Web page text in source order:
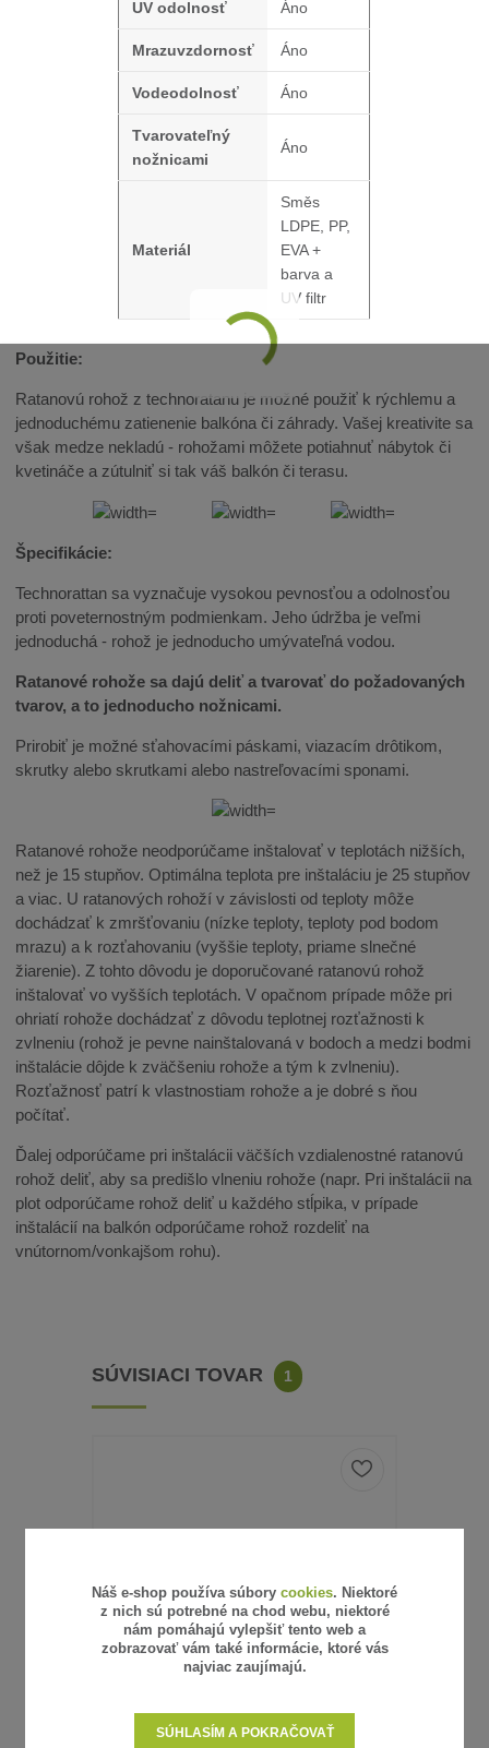
UV odolnosť Áno
Mrazuvzdornosť Áno
Vodeodolnosť Áno
Tvarovateľný
nožnicami
Áno
Materiál
Směs
LDPE, PP,
EVA +
barva a
UV filtr
Použitie:
Ratanovú rohož z technoratanu je možné použiť k rýchlemu a
jednoduchému zatienenie balkóna či záhrady. Vašej kreativite sa
však medze nekladú - rohožami môžete potiahnuť nábytok či
kvetináče a zútulniť si tak váš balkón či terasu.
Špecifikácie:
Technorattan sa vyznačuje vysokou pevnosťou a odolnosťou
proti poveternostným podmienkam. Jeho údržba je veľmi
jednoduchá - rohož je jednoducho umývateľná vodou.
Ratanové rohože sa dajú deliť a tvarovať do požadovaných
tvarov, a to jednoducho nožnicami.
Prirobiť je možné sťahovacími páskami, viazacím drôtikom,
skrutky alebo skrutkami alebo nastreľovacími sponami.
Ratanové rohože neodporúčame inštalovať v teplotách nižších,
než je 15 stupňov. Optimálna teplota pre inštaláciu je 25 stupňov
a viac. U ratanových rohoží v závislosti od teploty môže
dochádzať k zmršťovaniu (nízke teploty, teploty pod bodom
mrazu) a k rozťahovaniu (vyššie teploty, priame slnečné
žiarenie). Z tohto dôvodu je doporučované ratanovú rohož
inštalovať vo vyšších teplotách. V opačnom prípade môže pri
ohriatí rohože dochádzať z dôvodu teplotnej rozťažnosti k
zvlneniu (rohož je pevne nainštalovaná v bodoch a medzi bodmi
inštalácie dôjde k zväčšeniu rohože a tým k zvlneniu).
Rozťažnosť patrí k vlastnostiam rohože a je dobré s ňou
počítať.
Ďalej odporúčame pri inštalácii väčších vzdialenostné ratanovú
rohož deliť, aby sa predišlo vlneniu rohože (napr. Pri inštalácii na
plot odporúčame rohož deliť u každého stĺpika, v prípade
inštalácií na balkón odporúčame rohož rozdeliť na
vnútornom/vonkajšom rohu).
SÚVISIACI TOVAR 1
Náš e-shop používa súbory cookies. Niektoré
z nich sú potrebné na chod webu, niektoré
nám pomáhajú vylepšiť tento web a
zobrazovať vám také informácie, ktoré vás
najviac zaujímajú.
SÚHLASÍM A POKRAČOVAŤ